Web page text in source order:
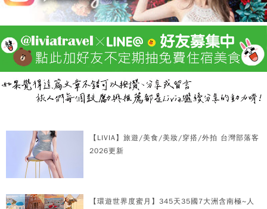
【LIVIA】旅遊/美食/美妝/穿搭/外拍 台灣部落客
2026更新
【環遊世界度蜜月】345天35國7大洲含南極~人